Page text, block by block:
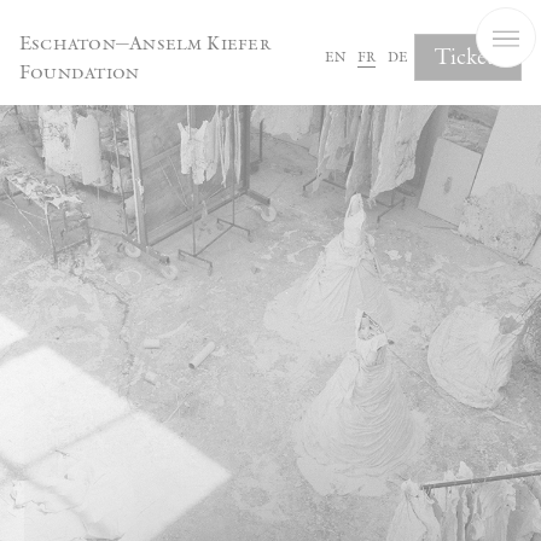
Eschaton—Anselm Kiefer
Foundation
en fr de Tickets